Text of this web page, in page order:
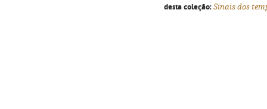
desta coleção: Sinais dos